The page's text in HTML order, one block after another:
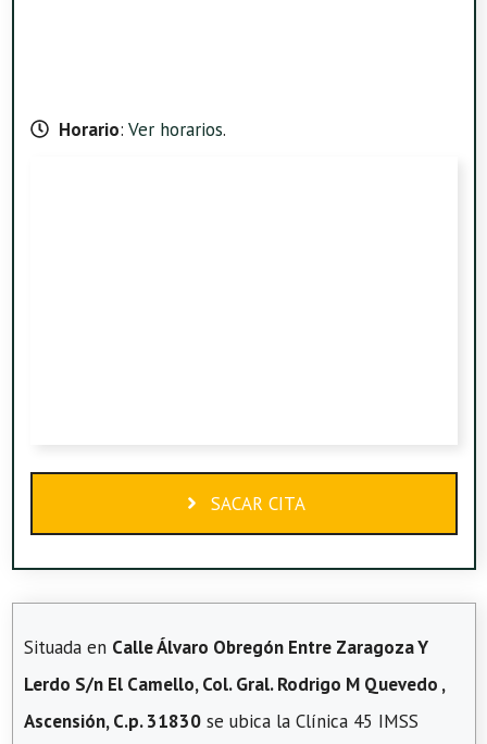
Horario: Ver horarios.
SACAR CITA
Situada en Calle Álvaro Obregón Entre Zaragoza Y
Lerdo S/n El Camello, Col. Gral. Rodrigo M Quevedo ,
Ascensión, C.p. 31830 se ubica la Clínica 45 IMSS